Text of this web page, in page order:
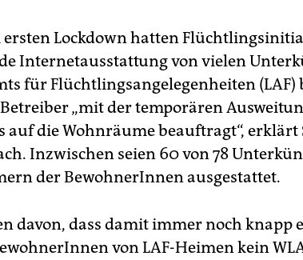
ersten Lockdown hatten
Internetausstattung von vielen
für Flüchtlingsangelegenheiten (LAF)
„mit der temporären
auf die Wohnräume beauftragt“, erklärt
Inzwischen seien 60 von 78
der BewohnerInnen ausgestattet.
davon, dass damit immer noch knapp
von LAF-Heimen kein